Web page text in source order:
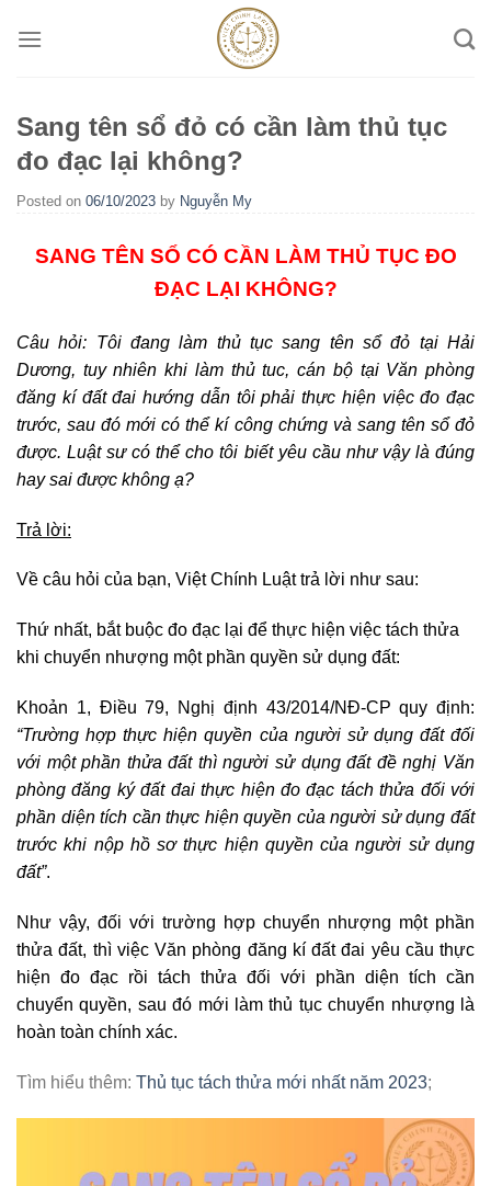
Sang tên sổ đỏ có cần làm thủ tục
đo đạc lại không?
Posted on 06/10/2023 by Nguyễn My
SANG TÊN SỔ CÓ CẦN LÀM THỦ TỤC ĐO
ĐẠC LẠI KHÔNG?
Câu hỏi: Tôi đang làm thủ tục sang tên sổ đỏ tại Hải
Dương, tuy nhiên khi làm thủ tuc, cán bộ tại Văn phòng
đăng kí đất đai hướng dẫn tôi phải thực hiện việc đo đạc
trước, sau đó mới có thể kí công chứng và sang tên sổ đỏ
được. Luật sư có thể cho tôi biết yêu cầu như vậy là đúng
hay sai được không ạ?
Trả lời:
Về câu hỏi của bạn, Việt Chính Luật trả lời như sau:
Thứ nhất, bắt buộc đo đạc lại để thực hiện việc tách thửa
khi chuyển nhượng một phần quyền sử dụng đất:
Khoản 1, Điều 79, Nghị định 43/2014/NĐ-CP quy định:
“Trường hợp thực hiện quyền của người sử dụng đất đối
với một phần thửa đất thì người sử dụng đất đề nghị Văn
phòng đăng ký đất đai thực hiện đo đạc tách thửa đối với
phần diện tích cần thực hiện quyền của người sử dụng đất
trước khi nộp hồ sơ thực hiện quyền của người sử dụng
đất”.
Như vậy, đối với trường hợp chuyển nhượng một phần
thửa đất, thì việc Văn phòng đăng kí đất đai yêu cầu thực
hiện đo đạc rồi tách thửa đối với phần diện tích cần
chuyển quyền, sau đó mới làm thủ tục chuyển nhượng là
hoàn toàn chính xác.
Tìm hiểu thêm: Thủ tục tách thửa mới nhất năm 2023;